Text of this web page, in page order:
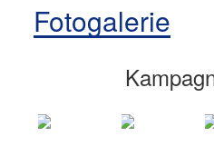
Fotogalerie